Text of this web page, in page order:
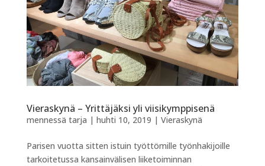
Vieraskynä – Yrittäjäksi yli viisikymppisenä
mennessä tarja | huhti 10, 2019 | Vieraskynä
Parisen vuotta sitten istuin työttömille työnhakijoille
tarkoitetussa kansainvälisen liiketoiminnan